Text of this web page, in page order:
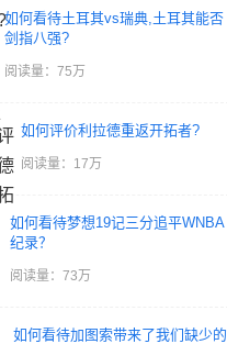
如何看待土耳其vs瑞典,土耳其能否
剑指八强?
阅读量：75万
如何评价利拉德重返开拓者?
阅读量：17万
如何看待梦想19记三分追平WNBA
纪录？
阅读量：73万
如何看待加图索带来了我们缺少的